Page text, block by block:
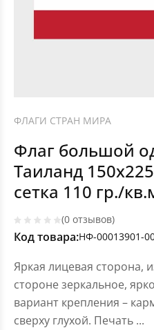
ФЛАГИ СТРАН МИРА
Флаг большой
Таиланд
сетка 110 гр./
(0 отзывов)
Код товара:НФ-00013901-
Яркая лицевая сторона,
стороне зеркальное,
вариант крепления –
сверху глухой. Печать ...